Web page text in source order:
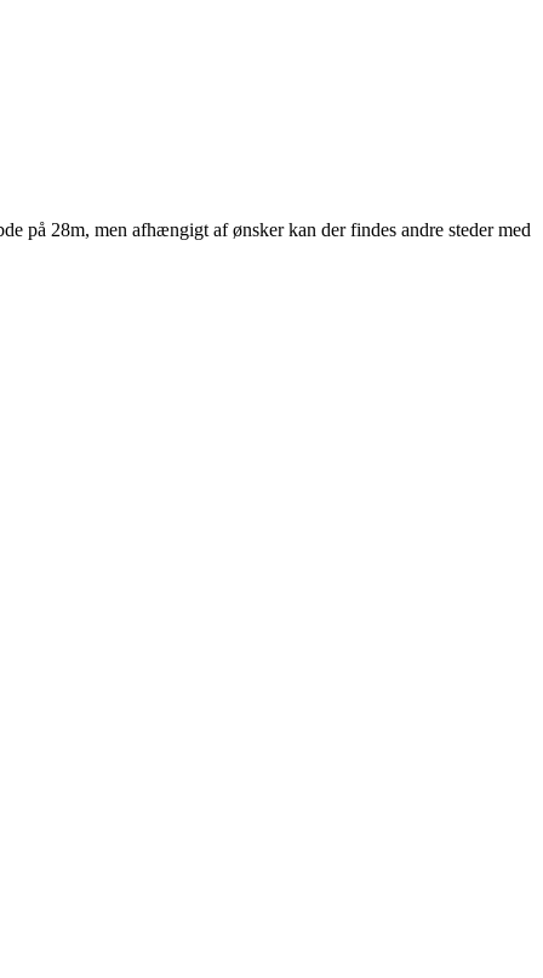
på 28m, men afhængigt af ønsker kan der findes andre steder med